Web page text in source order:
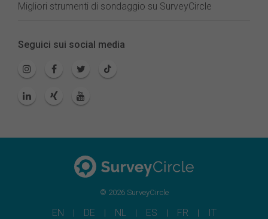
Migliori strumenti di sondaggio su SurveyCircle
Seguici sui social media
© 2026 SurveyCircle
EN DE NL ES FR IT